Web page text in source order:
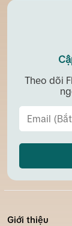
Theo dõi
Giới thiệu